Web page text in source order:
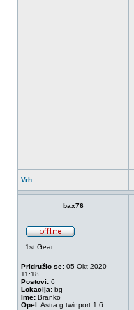
Vrh
bax76
1st Gear
Pridružio se: 05 Okt 2020
11:18
Postovi: 6
Lokacija: bg
Ime: Branko
Opel:Astra g twinport 1.6